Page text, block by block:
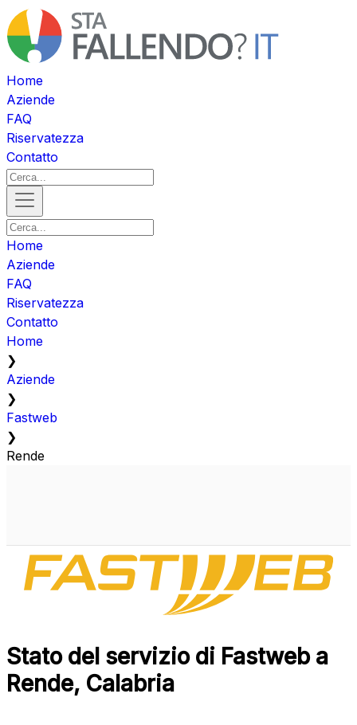
Home
Aziende
FAQ
Riservatezza
Contatto
Home
Aziende
FAQ
Riservatezza
Contatto
Home
❯
Aziende
❯
Fastweb
❯
Rende
Stato del servizio di Fastweb a
Rende, Calabria